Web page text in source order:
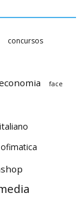
concursos
face
italiano
ofimatica